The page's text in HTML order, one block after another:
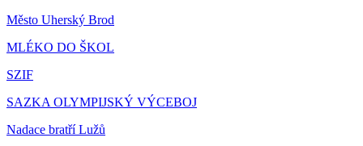
Město Uherský Brod
MLÉKO DO ŠKOL
SZIF
SAZKA OLYMPIJSKÝ VÝCEBOJ
Nadace bratří Lužů